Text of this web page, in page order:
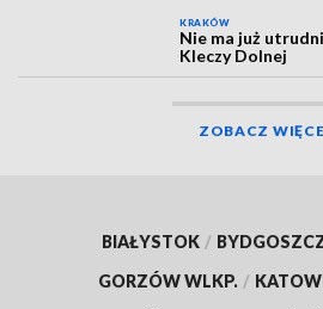
KRAKÓW
Nie ma już
Kleczy Dolnej
ZOBACZ
BIAŁYSTOK /
GORZÓW WLKP. /